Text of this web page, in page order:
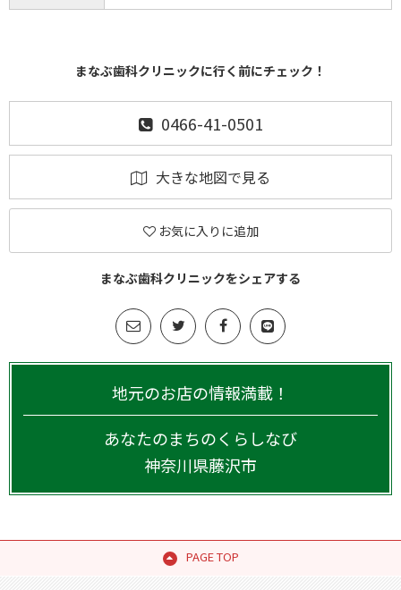
まなぶ歯科クリニックに行く前にチェック！
0466-41-0501
大きな地図で見る
お気に入りに追加
まなぶ歯科クリニックをシェアする
地元のお店の情報満載！
あなたのまちのくらしなび
神奈川県藤沢市
PAGE TOP